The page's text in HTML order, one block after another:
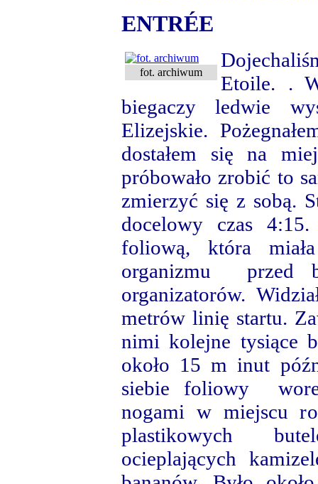
ENTRÉE
fot. archiwum
Etoile. .
biegaczy ledwie
Elizejskie.
dostałem się na
próbowało zrobić to
zmierzyć się z sobą.
docelowy czas
foliową, która
organizmu przed
organizatorów.
metrów linię startu.
nimi kolejne tysiące
około 15 m inut
siebie foliowy
nogami w miejscu
plastikowych
ocieplających